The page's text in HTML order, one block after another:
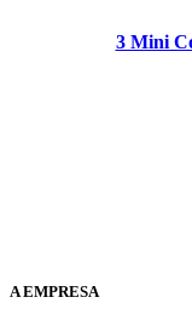
3 Mini
A EMPRESA